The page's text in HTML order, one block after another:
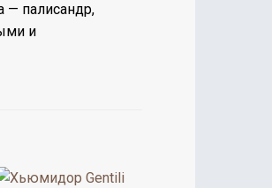
— палисандр,
и